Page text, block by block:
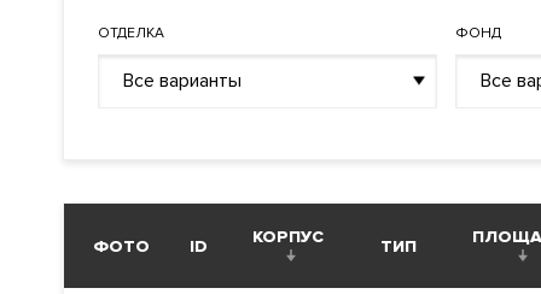
Вентиляция
Приточно-вытяжная
Отопление
Индивидуальный
Описание
Ансамбль клубных резиденций A-Residence (А-
ОТДЕЛКА
Все варианты
ФОНД
Все
ФОТО ID КОРПУС ТИП